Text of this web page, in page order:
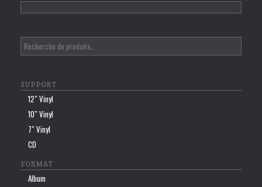
SUPPORT
12″ Vinyl
10″ Vinyl
7″ Vinyl
CD
FORMAT
Album